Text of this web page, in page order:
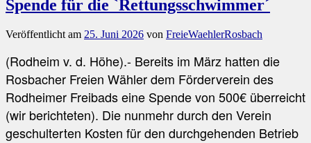
Spende für die `Rettungsschwimmer´
Veröffentlicht am 25. Juni 2026 von FreieWaehlerRosbach
(Rodheim v. d. Höhe).- Bereits im März hatten die
Rosbacher Freien Wähler dem Förderverein des
Rodheimer Freibads eine Spende von 500€ überreicht
(wir berichteten). Die nunmehr durch den Verein
geschulterten Kosten für den durchgehenden Betrieb